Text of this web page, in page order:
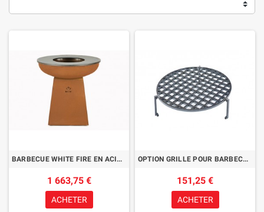
BARBECUE WHITE FIRE EN ACIER CORTEN 102CM
1 663,75 €
ACHETER
OPTION GRILLE POUR BARBECUE WHITE FIRE
151,25 €
ACHETER